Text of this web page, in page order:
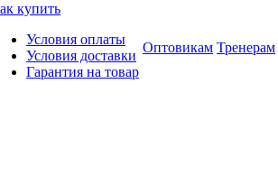
купить
Условия оплаты
Условия доставки
Гарантия на товар
Оптовикам Тренерам